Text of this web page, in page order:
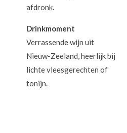
afdronk.
Drinkmoment
Verrassende wijn uit
Nieuw-Zeeland, heerlijk bij
lichte vleesgerechten of
tonijn.